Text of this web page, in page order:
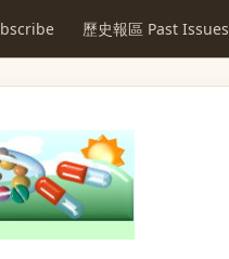
歷史報區 Past Issues